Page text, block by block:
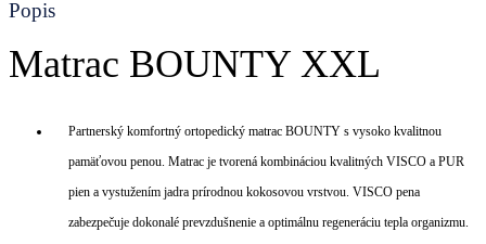
Popis
Matrac BOUNTY XXL
Partnerský komfortný ortopedický matrac BOUNTY s vysoko kvalitnou
pamäťovou penou. Matrac je tvorená kombináciou kvalitných VISCO a PUR
pien a vystužením jadra prírodnou kokosovou vrstvou. VISCO pena
zabezpečuje dokonalé prevzdušnenie a optimálnu regeneráciu tepla organizmu.